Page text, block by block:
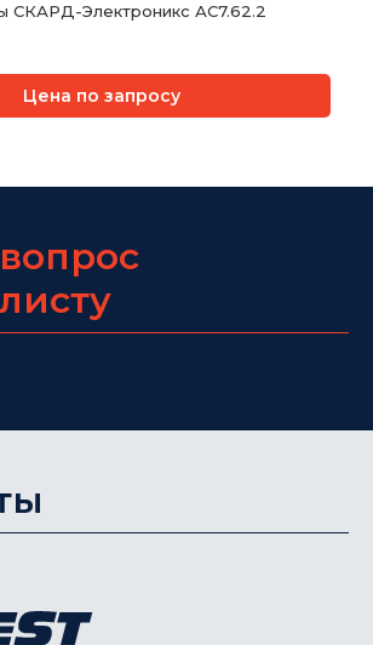
СКАРД-Электроникс АС7.62.2
Цена по запросу